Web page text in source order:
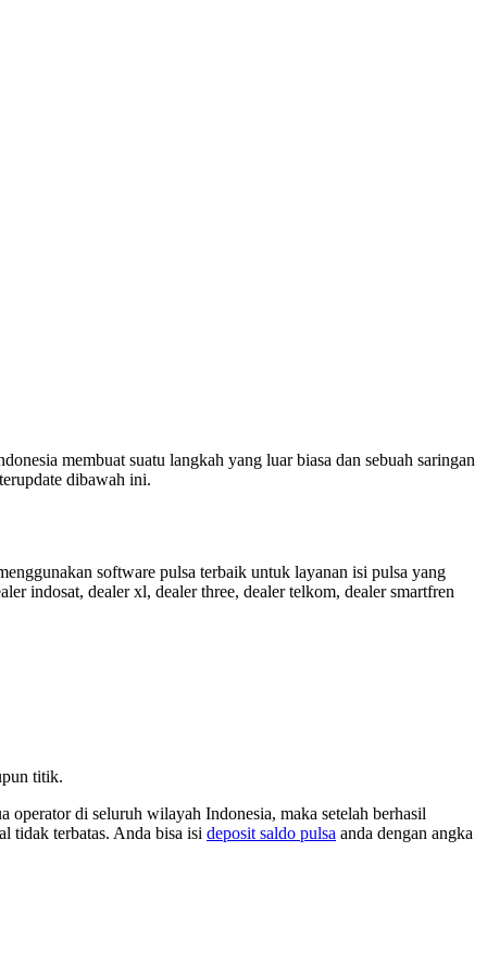
membuat suatu langkah yang luar biasa dan sebuah saringan
dibawah ini.
software pulsa terbaik untuk layanan isi pulsa yang
indosat, dealer xl, dealer three, dealer telkom, dealer smartfren
titik.
operator di seluruh wilayah Indonesia, maka setelah berhasil
tidak terbatas. Anda bisa isi deposit saldo pulsa anda dengan angka